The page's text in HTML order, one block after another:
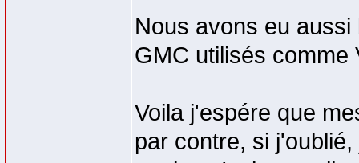
Nous avons eu
GMC utilisés comme
Voila j'espére que
par contre, si